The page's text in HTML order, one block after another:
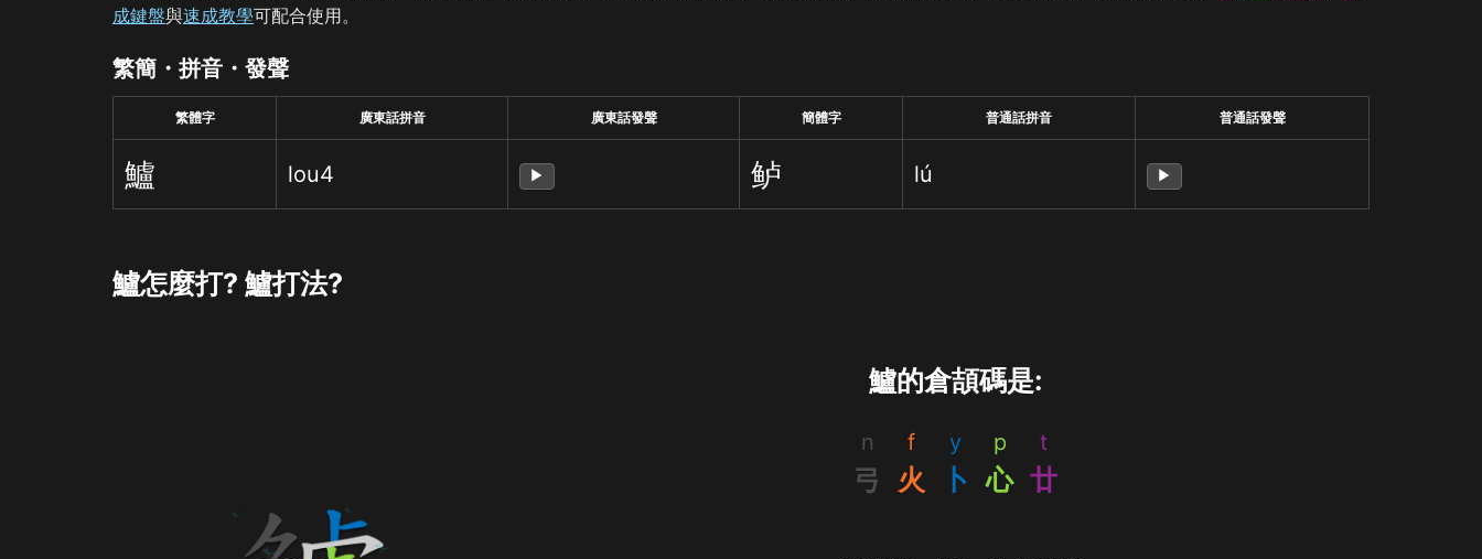
成鍵盤與速成教學可配合使用。
繁簡・拼音・發聲
繁體字 廣東話拼音 廣東話發聲 簡體字 普通話拼音 普通話發聲
鱸 lou4 ▶ 鲈 lú ▶
鱸怎麼打? 鱸打法?
鱸的倉頡碼是:
n
弓
f
火
y
卜
p
心
t
廿